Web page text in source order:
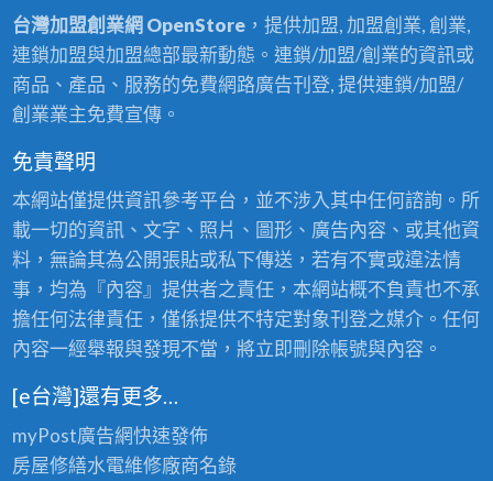
台灣加盟創業網 OpenStore，提供加盟, 加盟創業, 創業,
連鎖加盟與加盟總部最新動態。連鎖/加盟/創業的資訊或
商品、產品、服務的免費網路廣告刊登, 提供連鎖/加盟/
創業業主免費宣傳。
免責聲明
本網站僅提供資訊參考平台，並不涉入其中任何諮詢。所
載一切的資訊、文字、照片、圖形、廣告內容、或其他資
料，無論其為公開張貼或私下傳送，若有不實或違法情
事，均為『內容』提供者之責任，本網站概不負責也不承
擔任何法律責任，僅係提供不特定對象刊登之媒介。任何
內容一經舉報與發現不當，將立即刪除帳號與內容。
[e台灣]還有更多…
myPost廣告網快速發佈
房屋修繕水電維修廠商名錄